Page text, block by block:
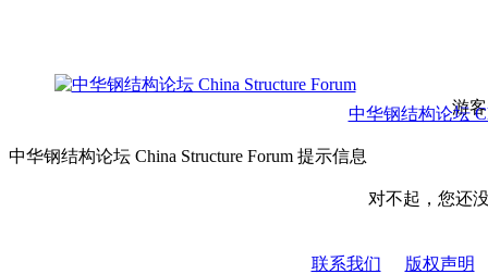
游
中华钢结构论坛
中华钢结构论坛 China Structure Forum 提示信息
对不起，您还
联系我们 版权声明